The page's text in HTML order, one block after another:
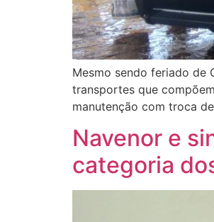
Mesmo sendo feriado de
transportes que
manutenção com troca
Navenor e
categoria